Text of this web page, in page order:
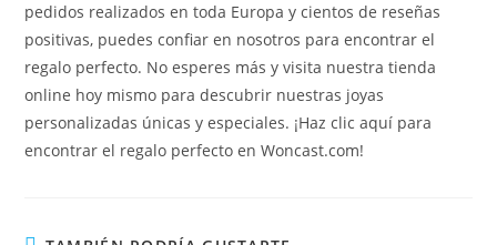
pedidos realizados en toda Europa y cientos de reseñas
positivas, puedes confiar en nosotros para encontrar el
regalo perfecto. No esperes más y visita nuestra tienda
online hoy mismo para descubrir nuestras joyas
personalizadas únicas y especiales. ¡Haz clic aquí para
encontrar el regalo perfecto en Woncast.com!